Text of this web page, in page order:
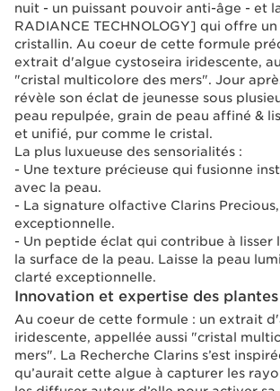
nuit - un puissant pouvoir anti-âge - et
RADIANCE TECHNOLOGY] qui offre
cristallin. Au coeur de cette formule
extrait d'algue cystoseira iridescente,
"cristal multicolore des mers". Jour
révèle son éclat de jeunesse sous
peau repulpée, grain de peau affiné &
et unifié, pur comme le cristal.
La plus luxueuse des sensorialités :
- Une texture précieuse qui fusionne
avec la peau.
- La signature olfactive Clarins
exceptionnelle.
- Un peptide éclat qui contribue à lisser
la surface de la peau. Laisse la peau
clarté exceptionnelle.
Innovation et expertise des plantes
Au coeur de cette formule : un extrait
iridescente, appellée aussi "cristal
mers". La Recherche Clarins s’est
qu’aurait cette algue à capturer les